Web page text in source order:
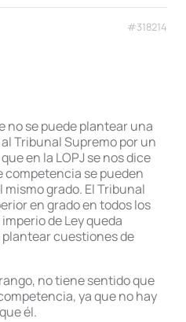
#318214
no se puede plantear una
Tribunal Supremo por un
en la LOPJ se nos dice
competencia se pueden
grado. El Tribunal
en grado en todos los
de Ley queda
cuestiones de
no tiene sentido que
ya que no hay
él.